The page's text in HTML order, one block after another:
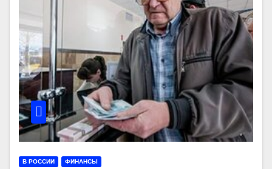
В РОССИИ ФИНАНСЫ